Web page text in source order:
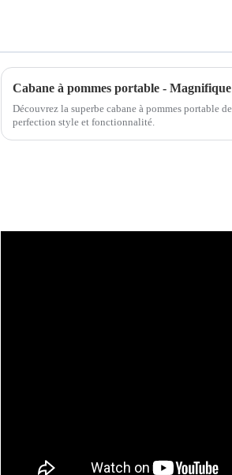
Cabane à pommes portable -
Découvrez la superbe cabane à pommes portable
perfection style et fonctionnalité.